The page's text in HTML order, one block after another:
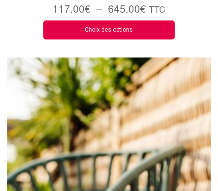
117.00€ – 645.00€ TTC
Choix des options